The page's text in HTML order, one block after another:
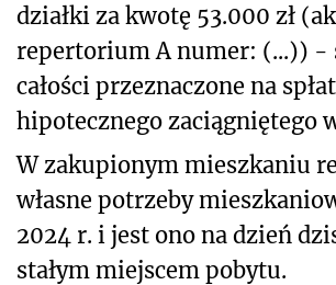
działki za kwotę 53.000 zł
repertorium A numer: (...)) -
całości przeznaczone na
hipotecznego zaciągniętego
W zakupionym mieszkaniu
własne potrzeby
2024 r. i jest ono na dzień
stałym miejscem pobytu.